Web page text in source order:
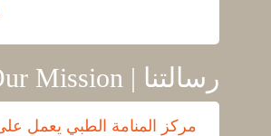
Our Mission | رسالتنا
مركز المنامة الطبي يعمل